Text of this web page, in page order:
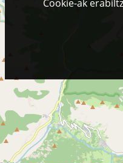
Cookie-ak